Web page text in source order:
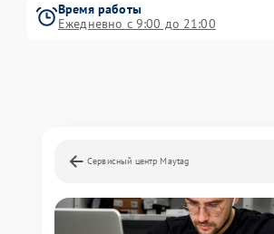
Время работы
Ежедневно с 9:00 до 21:00
Сервисный центр Maytag